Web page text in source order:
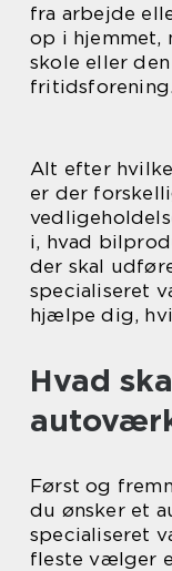
fra arbejde
op i hjemmet,
skole eller
fritidsforening.
Alt efter
er der
i, hvad
der skal
specialiseret
hjælpe dig,
Hvad
Først og
du ønsker et
specialiseret
fleste vælger